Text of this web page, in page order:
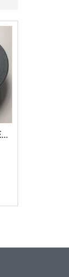
SIDAS STIFF ADHESIVE TAPE 50M